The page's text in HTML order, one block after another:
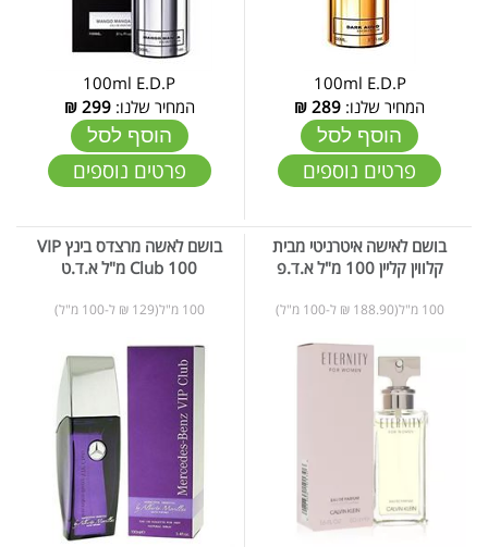
100ml E.D.P
המחיר שלנו: 289
₪
הוסף לסל
פרטים נוספים
100ml E.D.P
המחיר שלנו:299
₪
הוסף לסל
פרטים נוספים
בושם לאישה איטרניטי מבית
קלווין קליין 100 מ"ל א.ד.פ
100 מ"ל(188.90 ₪ ל-100 מ"ל)
בושם לאשה מרצדס בינץ VIP
Club 100 מ"ל א.ד.ט
100 מ"ל(129 ₪ ל-100 מ"ל)